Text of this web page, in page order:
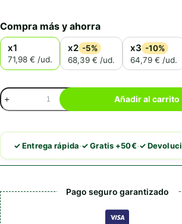
Compra más y ahorra
x1
71,98 € /ud.
x2 -5%
68,39 € /ud.
x3 -10%
64,79 € /ud.
Hill's
Metabolic
Prescription
Pienso
Para
Gatos
cantidad
Añadir al carrito
✓ Entrega rápida·✓ Gratis +50€·✓
Pago seguro garantizado